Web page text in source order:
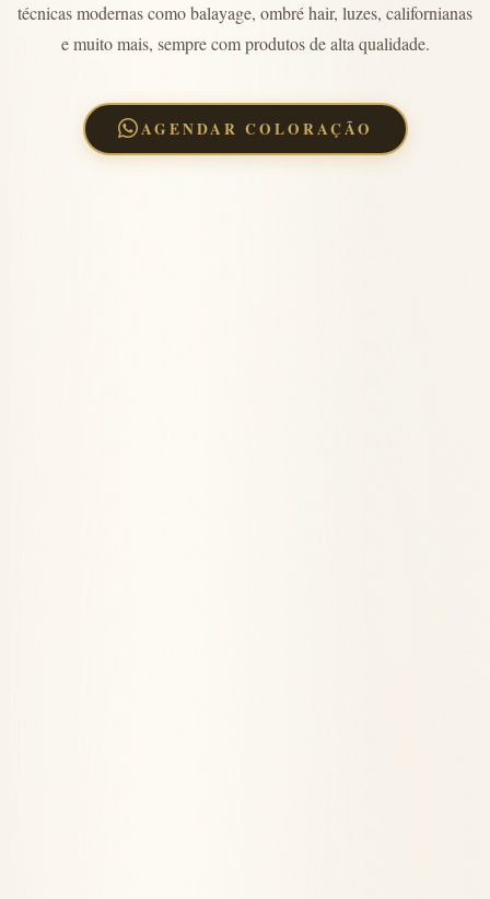
técnicas modernas como balayage, ombré hair, luzes, californianas
e muito mais, sempre com produtos de alta qualidade.
AGENDAR COLORAÇÃO